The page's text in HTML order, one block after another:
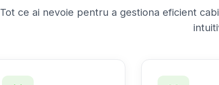
Tot ce ai nevoie pentru a gestiona eficient